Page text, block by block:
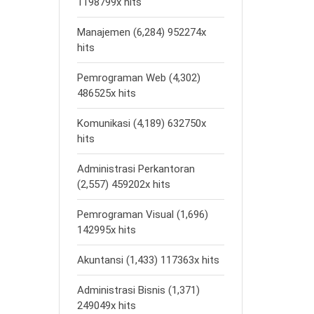
Manajemen (6,284) 952274x
hits
Pemrograman Web (4,302)
486525x hits
Komunikasi (4,189) 632750x
hits
Administrasi Perkantoran
(2,557) 459202x hits
Pemrograman Visual (1,696)
142995x hits
Akuntansi (1,433) 117363x hits
Administrasi Bisnis (1,371)
249049x hits